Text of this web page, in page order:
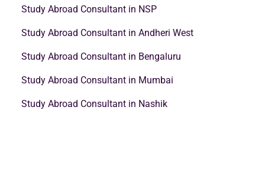
Study Abroad Consultant in NSP
Study Abroad Consultant in Andheri West
Study Abroad Consultant in Bengaluru
Study Abroad Consultant in Mumbai
Study Abroad Consultant in Nashik